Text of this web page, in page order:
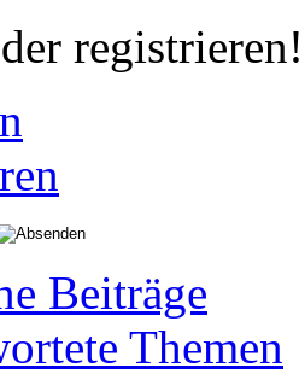
Beiträge
Themen